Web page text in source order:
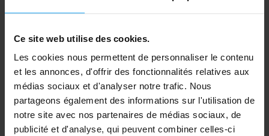
Ce site web utilise des cookies.
Les cookies nous permettent de personnaliser le contenu
et les annonces, d'offrir des fonctionnalités relatives aux
médias sociaux et d'analyser notre trafic. Nous
partageons également des informations sur l'utilisation de
notre site avec nos partenaires de médias sociaux, de
publicité et d'analyse, qui peuvent combiner celles-ci
3,79€
-10%